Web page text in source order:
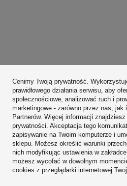
Konto
Regulaminy
Zobacz również
W sklepie prezentujemy
Cenimy Twoją prywatność.
prawidłowego działania serwisu, aby
społecznościowe, analizować ruch i
marketingowe - zarówno przez nas, jak
Partnerów. Więcej informacji
prywatności. Akceptacja tego
zapisywanie na Twoim komputerze i
sklepu. Możesz określić warunki
nich modyfikując ustawienia w
możesz wycofać w dowolnym
cookies z przeglądarki internetowej